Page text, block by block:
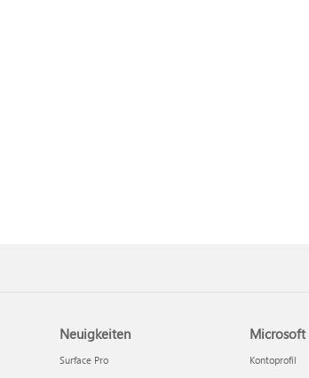
Neuigkeiten
Surface Pro
Microsoft
Kontoprofil